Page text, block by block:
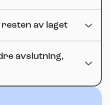
av laget
avslutning,